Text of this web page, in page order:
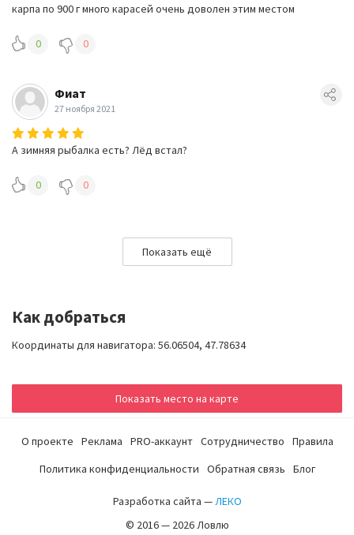
карпа по 900 г много карасей очень доволен этим местом
0 0
Фиат
27 ноября 2021
А зимняя рыбалка есть? Лёд встал?
0 0
Показать ещё
Как добраться
Координаты для навигатора: 56.06504, 47.78634
Показать место на карте
О проекте Реклама PRO-аккаунт Сотрудничество
Правила
Политика конфиденциальности
Обратная связь Блог
Разработка сайта —ЛЕКО
© 2016 — 2026 Ловлю